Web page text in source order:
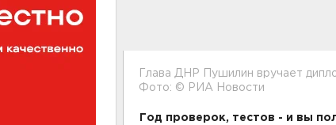
Глава ДНР Пушилин вручает
Фото: © РИА Новости
Год проверок, тестов - и вы